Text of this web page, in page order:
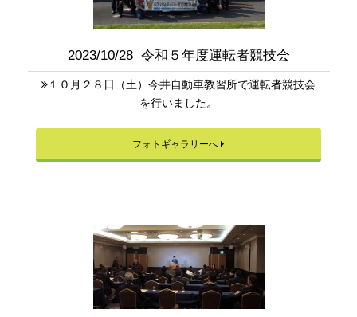
2023/10/28 令和５年度運転者競技会
１０月２８日（土）今井自動車教習所で運転者競技会
を行いました。
フォトギャラリーへ